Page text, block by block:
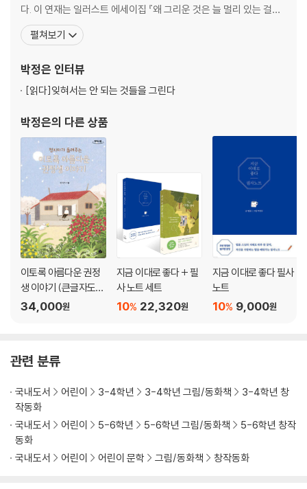
다. 이 연재는 일러스트 에세이집 『왜 그리운 것은 늘 멀리 있는 걸까』
로 출간했고, 자신의 이름을 트위터 바깥 세상에 알렸다. 2015년 이
후 포털사이트 네이버의 그라폴리오에 스토리를 담은 일러스트를
년, 2016년 각각 동명의
펼쳐보기
박정은 인터뷰
[읽다]잊혀서는 안 되는 것들을 그린다
박정은의 다른 상품
이토록 아름다운 권정
생 이야기 (큰글자도
서)
34,000원
지금 이대로 좋다 + 필
사 노트 세트
22,320원
10%
지금 이대로 좋다 필사
노트
9,000원
10%
관련 분류
국내도서 어린이 3-4학년 3-4학년 그림/동화책
3-4학년 창
작동화
국내도서
어린이 5-6학년 5-6학년 그림/동화책
5-6학년 창작
동화
국내도서
어린이 어린이 문학 그림/동화책 창작동화